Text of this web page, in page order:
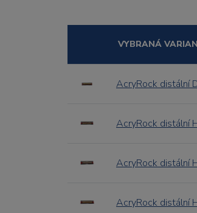
VYBRANÁ
AcryRock distální
AcryRock distální
AcryRock distální
AcryRock distální